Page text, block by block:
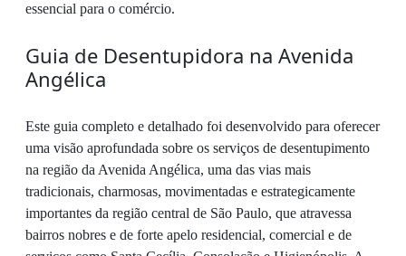
essencial para o comércio.
Guia de Desentupidora na Avenida
Angélica
Este guia completo e detalhado foi desenvolvido para oferecer
uma visão aprofundada sobre os serviços de desentupimento
na região da Avenida Angélica, uma das vias mais
tradicionais, charmosas, movimentadas e estrategicamente
importantes da região central de São Paulo, que atravessa
bairros nobres e de forte apelo residencial, comercial e de